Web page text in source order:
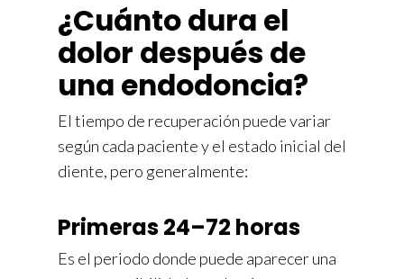
¿Cuánto dura el
dolor después de
una endodoncia?
El tiempo de recuperación puede variar
según cada paciente y el estado inicial del
diente, pero generalmente:
Primeras 24–72 horas
Es el periodo donde puede aparecer una